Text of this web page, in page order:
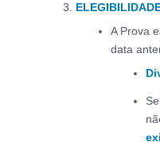
A Prova
data